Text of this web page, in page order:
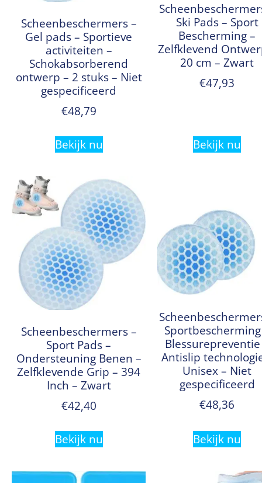
Scheenbeschermers –
Gel pads – Sportieve
activiteiten –
Schokabsorberend
ontwerp – 2 stuks – Niet
gespecificeerd
€48,79
Bekijk nu
Ski Pads – Sport
Bescherming –
Zelfklevend
20 cm – Zwart
€47,93
Bekijk nu
Scheenbeschermers –
Sport Pads –
Ondersteuning Benen –
Zelfklevende Grip – 394
Inch – Zwart
€42,40
Bekijk nu
Antislip
Unisex – Niet
gespecificeerd
€48,36
Bekijk nu